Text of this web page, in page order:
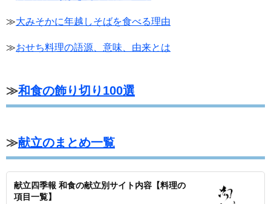
≫大みそかに年越しそばを食べる理由
≫おせち料理の語源、意味、由来とは
≫和食の飾り切り100選
≫献立のまとめ一覧
献立四季報 和食の献立別サイト内容【料理の
項目一覧】